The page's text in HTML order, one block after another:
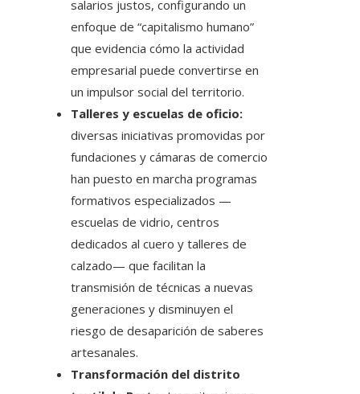
salarios justos, configurando un
enfoque de “capitalismo humano”
que evidencia cómo la actividad
empresarial puede convertirse en
un impulsor social del territorio.
Talleres y escuelas de oficio:
diversas iniciativas promovidas por
fundaciones y cámaras de comercio
han puesto en marcha programas
formativos especializados —
escuelas de vidrio, centros
dedicados al cuero y talleres de
calzado— que facilitan la
transmisión de técnicas a nuevas
generaciones y disminuyen el
riesgo de desaparición de saberes
artesanales.
Transformación del distrito